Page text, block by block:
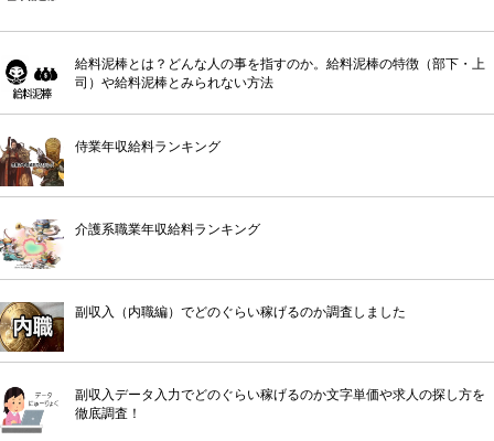
給料泥棒とは？どんな人の事を指すのか。給料泥棒の特徴（部下・上
司）や給料泥棒とみられない方法
侍業年収給料ランキング
介護系職業年収給料ランキング
副収入（内職編）でどのぐらい稼げるのか調査しました
副収入データ入力でどのぐらい稼げるのか文字単価や求人の探し方を
徹底調査！